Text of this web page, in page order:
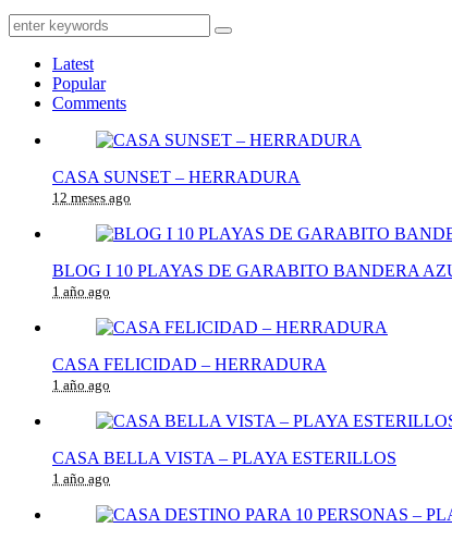
Latest
Popular
Comments
CASA SUNSET – HERRADURA
12 meses ago
BLOG I 10 PLAYAS DE GARABITO BANDERA
1 año ago
CASA FELICIDAD – HERRADURA
1 año ago
CASA BELLA VISTA – PLAYA ESTERILLOS
1 año ago